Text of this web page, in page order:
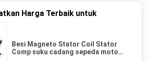
Harga Terbaik untuk
Besi Magneto Stator Coil Stator
Comp suku cadang sepeda motor